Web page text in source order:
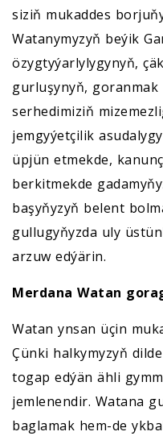
siziň mukaddes
Watanymyzyň beýik
özygtyýarlylygynyň,
gurluşynyň,
serhedimiziň
jemgyýetçilik
üpjün etmekde,
berkitmekde
başyňyzyň belent
gullugyňyzda uly
arzuw edýärin.
Merdana Watan
Watan ynsan üçin
Çünki halkymyzyň
togap edýän ähli
jemlenendir. Watana
baglamak hem-de